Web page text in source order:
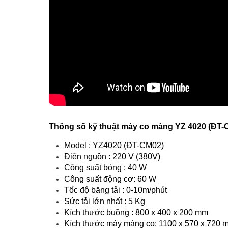
Thông số kỹ thuật máy co màng YZ 4020 (ĐT-
Model : YZ4020 (ĐT-CM02)
Điện nguồn : 220 V (380V)
Công suất bóng : 40 W
Công suất động cơ: 60 W
Tốc độ băng tải : 0-10m/phút
Sức tải lớn nhất : 5 Kg
Kích thước buồng : 800 x 400 x 200 mm
Kích thước máy màng co: 1100 x 570 x 720